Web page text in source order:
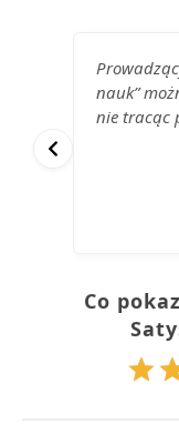
nauk”
nie tracąc
Co